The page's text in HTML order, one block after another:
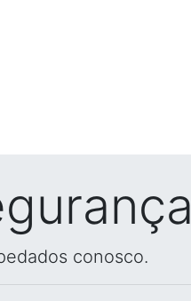
conosco.